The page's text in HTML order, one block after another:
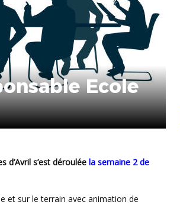
Ecole
d’Avril s’est déroulée la semaine 2 de